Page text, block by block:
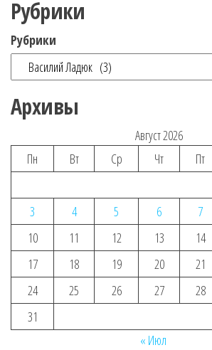
Рубрики
Рубрики
Архивы
Август 2026
Пн
Вт Ср Чт Пт
3
4 5 6 7
10
11 12 13 14
17
18 19 20 21
24
25 26 27 28
31
« Июл